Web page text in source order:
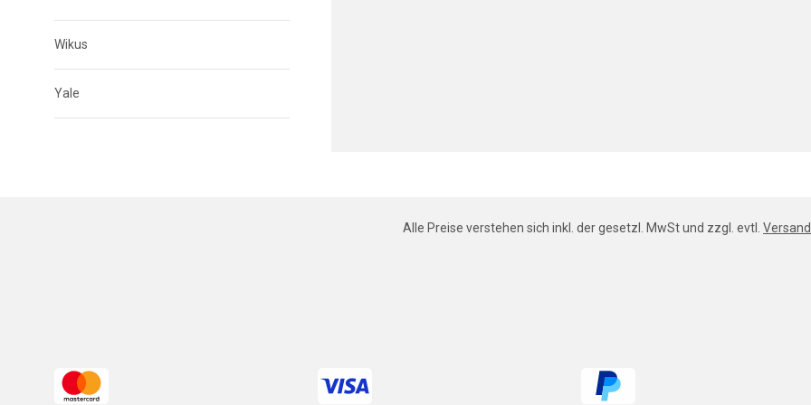
Wikus
Yale
Alle Preise verstehen sich inkl. der gesetzl. MwSt und zzgl. evtl. Versand